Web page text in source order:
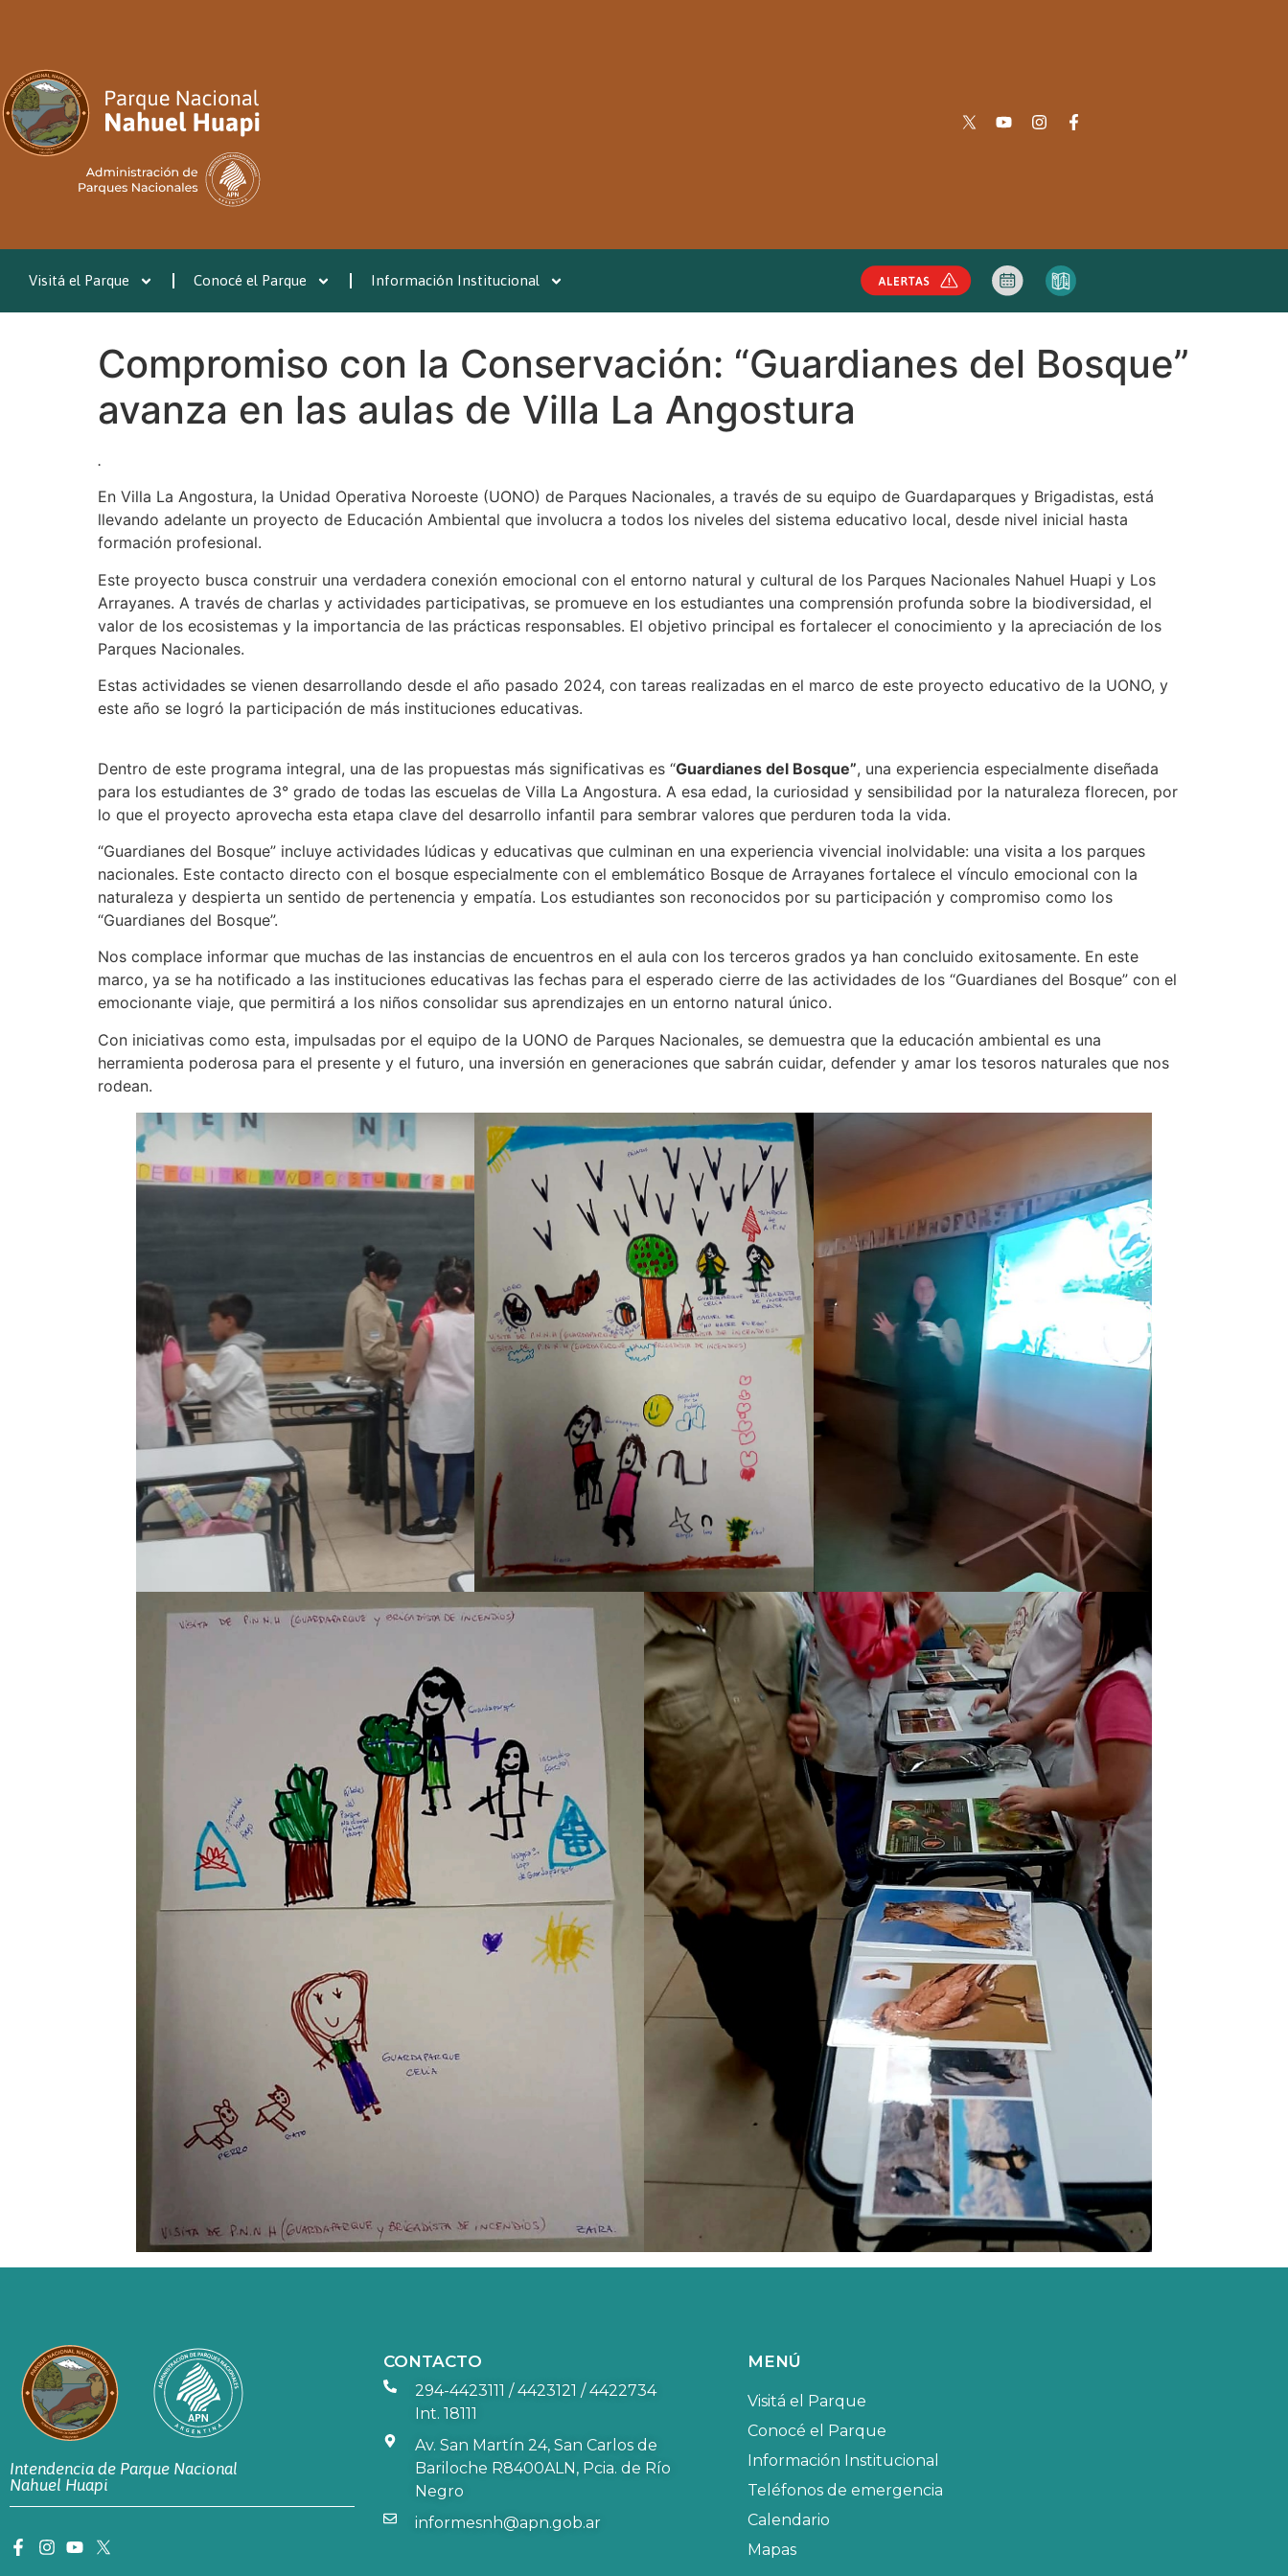
Visitá el Parque Conocé el Parque Información Institucional
Compromiso con la Conservación: “Guardianes del Bosque”
avanza en las aulas de Villa La Angostura
.
En Villa La Angostura, la Unidad Operativa Noroeste (UONO) de Parques Nacionales, a través de su equipo de Guardaparques y Brigadistas, está
llevando adelante un proyecto de Educación Ambiental que involucra a todos los niveles del sistema educativo local, desde nivel inicial hasta
formación profesional.
Este proyecto busca construir una verdadera conexión emocional con el entorno natural y cultural de los Parques Nacionales Nahuel Huapi y Los
Arrayanes. A través de charlas y actividades participativas, se promueve en los estudiantes una comprensión profunda sobre la biodiversidad, el
valor de los ecosistemas y la importancia de las prácticas responsables. El objetivo principal es fortalecer el conocimiento y la apreciación de los
Parques Nacionales.
Estas actividades se vienen desarrollando desde el año pasado 2024, con tareas realizadas en el marco de este proyecto educativo de la UONO, y
este año se logró la participación de más instituciones educativas.
Dentro de este programa integral, una de las propuestas más significativas es “Guardianes del Bosque”, una experiencia especialmente diseñada
para los estudiantes de 3° grado de todas las escuelas de Villa La Angostura. A esa edad, la curiosidad y sensibilidad por la naturaleza florecen, por
lo que el proyecto aprovecha esta etapa clave del desarrollo infantil para sembrar valores que perduren toda la vida.
“Guardianes del Bosque” incluye actividades lúdicas y educativas que culminan en una experiencia vivencial inolvidable: una visita a los parques
nacionales. Este contacto directo con el bosque especialmente con el emblemático Bosque de Arrayanes fortalece el vínculo emocional con la
naturaleza y despierta un sentido de pertenencia y empatía. Los estudiantes son reconocidos por su participación y compromiso como los
“Guardianes del Bosque”.
Nos complace informar que muchas de las instancias de encuentros en el aula con los terceros grados ya han concluido exitosamente. En este
marco, ya se ha notificado a las instituciones educativas las fechas para el esperado cierre de las actividades de los “Guardianes del Bosque” con el
emocionante viaje, que permitirá a los niños consolidar sus aprendizajes en un entorno natural único.
Con iniciativas como esta, impulsadas por el equipo de la UONO de Parques Nacionales, se demuestra que la educación ambiental es una
herramienta poderosa para el presente y el futuro, una inversión en generaciones que sabrán cuidar, defender y amar los tesoros naturales que nos
rodean.
Intendencia de Parque Nacional
Nahuel Huapi
CONTACTO
294-4423111 / 4423121 / 4422734
Int. 18111
Av. San Martín 24, San Carlos de
Bariloche R8400ALN, Pcia. de Río
Negro
informesnh@apn.gob.ar
MENÚ
Visitá el Parque
Conocé el Parque
Información Institucional
Teléfonos de emergencia
Calendario
Mapas